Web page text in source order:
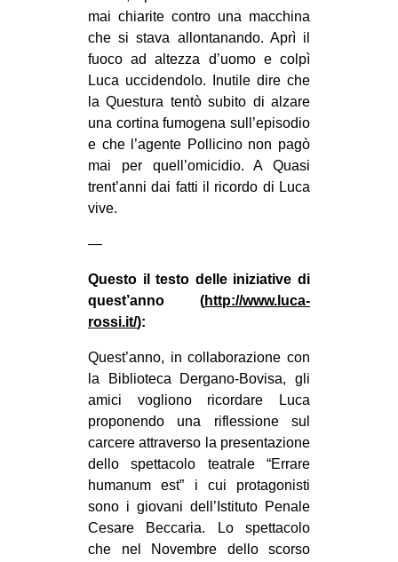
MIGRAZIONI
PRECARIATO
REPRESSIONE
STUDENTI
CULTURE
ARTE
CINEMA
RECENSIONI
INTERNAZIONALE
AMERICHE
ESTREMO ORIENTE
EUROPA
MEDIO ORIENTE
MONDO
EVENTI
mai chiarite contro una macchina
che si stava allontanando. Aprì il
fuoco ad altezza d’uomo e colpì
Luca uccidendolo. Inutile dire che
la Questura tentò subito di alzare
una cortina fumogena sull’episodio
e che l’agente Pollicino non pagò
mai per quell’omicidio. A Quasi
trent’anni dai fatti il ricordo di Luca
vive.
—
Questo il testo delle iniziative di
quest’anno (http://www.luca-
rossi.it/):
Quest’anno, in collaborazione con
la Biblioteca Dergano-Bovisa, gli
amici vogliono ricordare Luca
proponendo una riflessione sul
carcere attraverso la presentazione
dello spettacolo teatrale “Errare
humanum est” i cui protagonisti
sono i giovani dell’I stituto Penale
Cesare Beccaria. Lo spettacolo
che nel Novembre dello scorso